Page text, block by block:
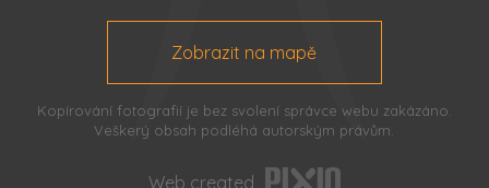
Zobrazit na mapě
Kopírování fotografií je bez svolení správce webu zakázáno.
Veškerý obsah podléhá autorským právům.
Web created